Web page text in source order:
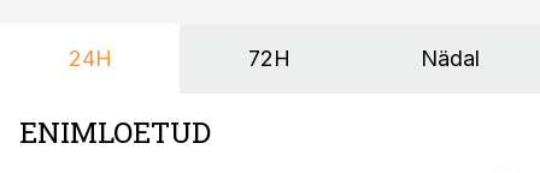
nendele vajadustele vastanud uuendusega, mis pakub
24H 72H Nädal
ENIMLOETUD